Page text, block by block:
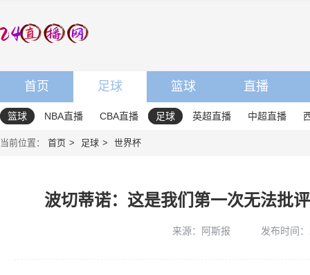
首页 足球 篮球 直播
篮球 NBA直播 CBA直播 足球 英超直播 中超直播
当前位置： 首页 足球 世界杯
波切蒂诺：这是我们第一次无法批
来源：阿斯报 发布时间